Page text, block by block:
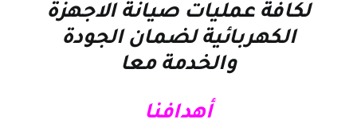
لكافة عمليات صيانة الاجهزة
الكهربائية لضمان الجودة
والخدمة معا
أهدافنا